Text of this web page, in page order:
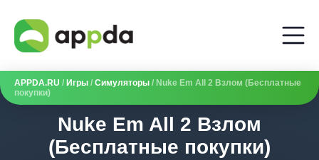
APPDA.RU / Игры / Симуляторы / Nuke Em All 2 Взлом (Бесплатные
покупки)
Nuke Em All 2 Взлом
(Бесплатные покупки)